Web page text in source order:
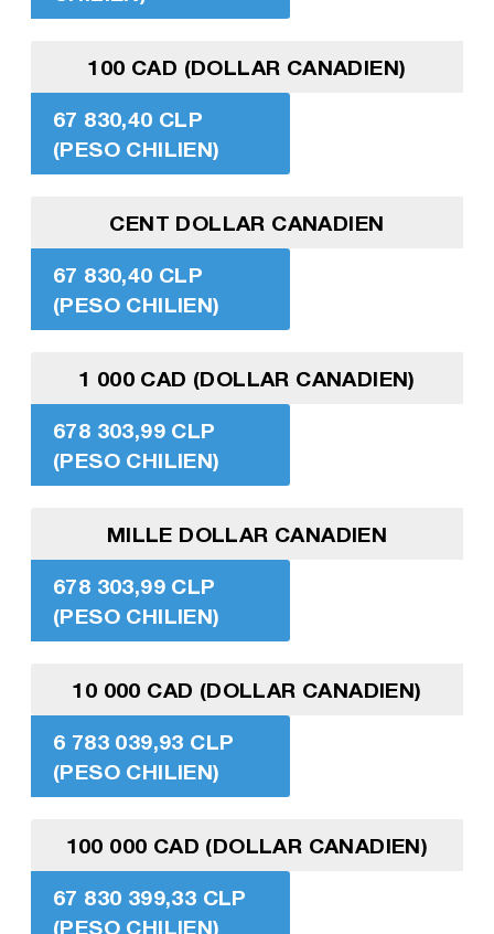
100 CAD (DOLLAR CANADIEN)
67 830,40 CLP
(PESO CHILIEN)
CENT DOLLAR CANADIEN
67 830,40 CLP
(PESO CHILIEN)
1 000 CAD (DOLLAR CANADIEN)
678 303,99 CLP
(PESO CHILIEN)
MILLE DOLLAR CANADIEN
678 303,99 CLP
(PESO CHILIEN)
10 000 CAD (DOLLAR CANADIEN)
6 783 039,93 CLP
(PESO CHILIEN)
100 000 CAD (DOLLAR CANADIEN)
67 830 399,33 CLP
(PESO CHILIEN)